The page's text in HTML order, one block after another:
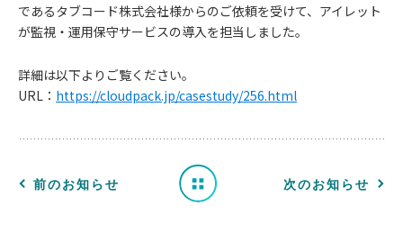
であるタブコード株式会社様からのご依頼を受けて、アイレット
が監視・運用保守サービスの導入を担当しました。
詳細は以下よりご覧ください。
URL： https://cloudpack.jp/casestudy/256.html
前のお知らせ
お
ら
せ
一 次のお知らせ